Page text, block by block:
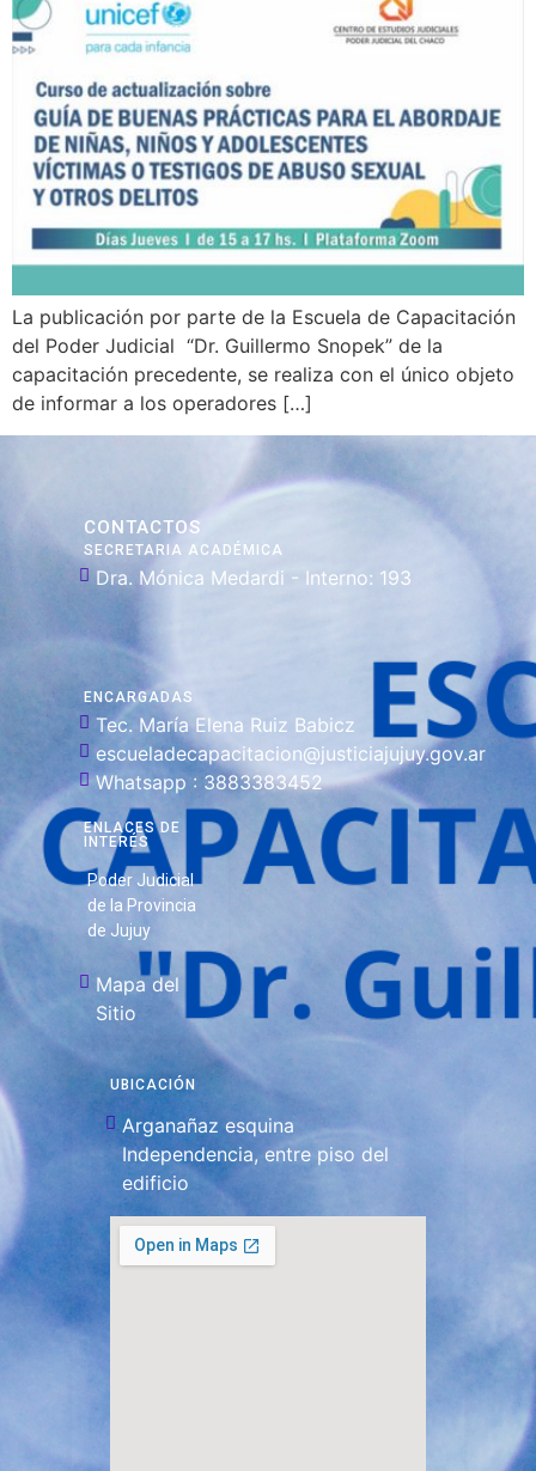
La publicación por parte de la Escuela de Capacitación
del Poder Judicial “Dr. Guillermo Snopek” de la
capacitación precedente, se realiza con el único objeto
de informar a los operadores […]
CONTACTOS
SECRETARIA ACADÉMICA
Dra. Mónica Medardi - Interno: 193
ENCARGADAS
Tec. María Elena Ruiz Babicz
escueladecapacitacion@justiciajujuy.gov.ar
Whatsapp : 3883383452
ENLACES DE
INTERÉS
Poder Judicial
de la Provincia
de Jujuy
Mapa del
Sitio
UBICACIÓN
Arganañaz esquina
Independencia, entre piso del
edificio